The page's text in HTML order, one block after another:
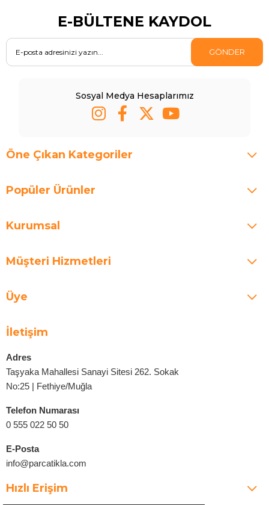
E-BÜLTENE KAYDOL
GÖNDER
Sosyal Medya Hesaplarımız
Öne Çıkan Kategoriler
Popüler Ürünler
Kurumsal
Müşteri Hizmetleri
Üye
İletişim
Adres
Taşyaka Mahallesi Sanayi Sitesi 262. Sokak
No:25 | Fethiye/Muğla
Telefon Numarası
0 555 022 50 50
E-Posta
info@parcatikla.com
Hızlı Erişim